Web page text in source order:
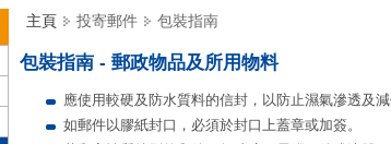
主頁 投寄郵件 包裝指南
包裝指南 - 郵政物品及所用物料
應使用較硬及防水質料的信封，以防止濕氣滲透及減
如郵件以膠紙封口，必須於封口上蓋章或加簽。